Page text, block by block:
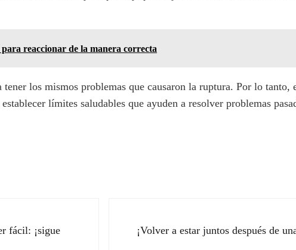
reaccionar de la manera correcta
los mismos problemas que causaron la ruptura. Por lo tanto,
límites saludables que ayuden a resolver problemas
fácil: ¡sigue
¡Volver a estar juntos después de